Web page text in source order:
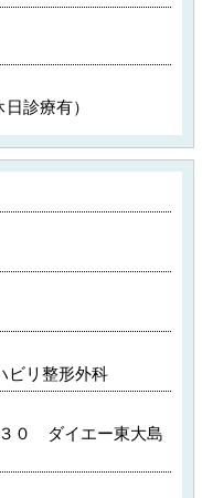
診療有）
ビリ整形外科
０ ダイエー東大島